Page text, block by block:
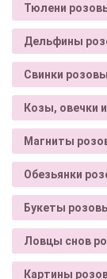
Тюлени
Дельфины
Свинки
Козы, овечки
Магниты
Обезьянки
Букеты
Ловцы снов
Картины